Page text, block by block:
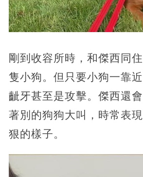
剛到收容所時，和傑西同
隻小狗。但只要小狗一靠
齜牙甚至是攻擊。傑西還
著別的狗狗大叫，時常表
狠的樣子。